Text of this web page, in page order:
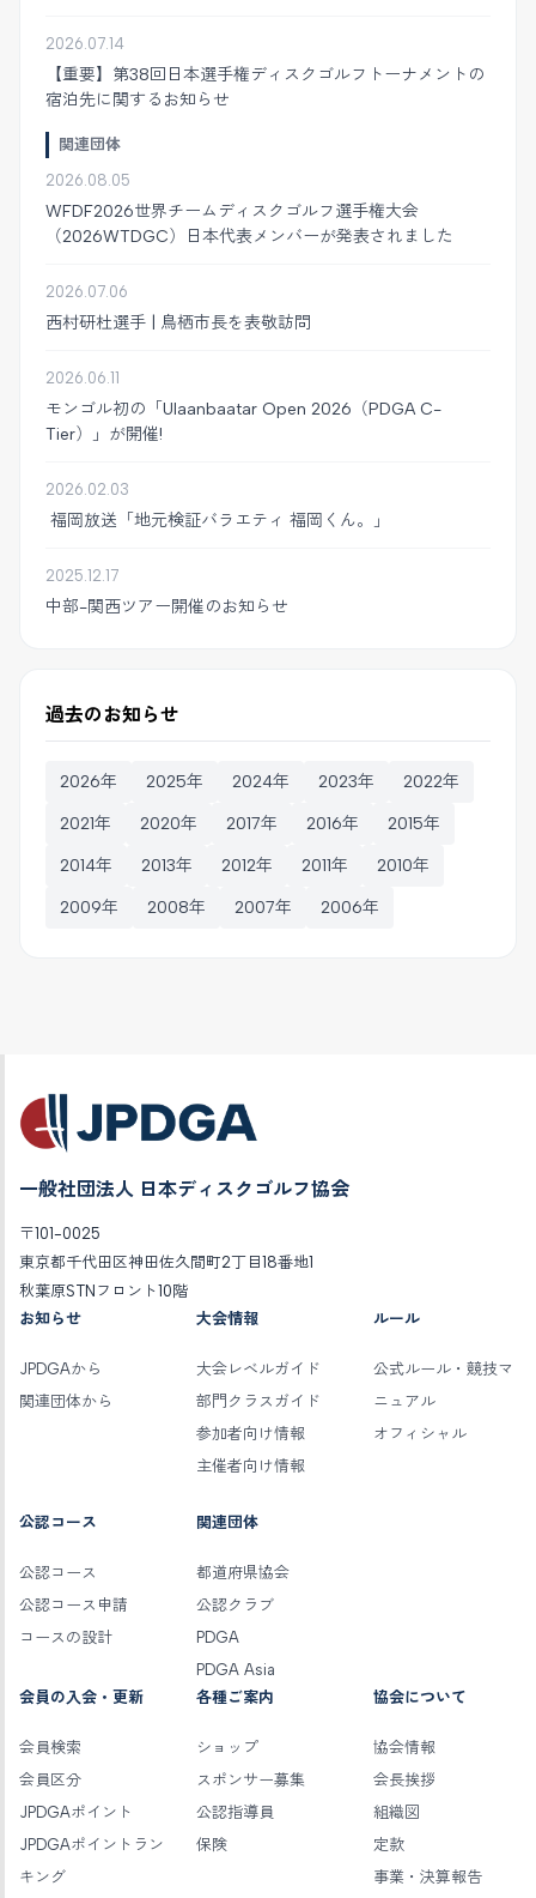
2026.07.14
【重要】第38回日本選手権ディスクゴルフトーナメントの
宿泊先に関するお知らせ
関連団体
2026.08.05
WFDF2026世界チームディスクゴルフ選手権大会
（2026WTDGC）日本代表メンバーが発表されました
2026.07.06
西村研杜選手 | 鳥栖市長を表敬訪問
2026.06.11
モンゴル初の「Ulaanbaatar Open 2026（PDGA C-
Tier）」が開催!
2026.02.03
福岡放送「地元検証バラエティ 福岡くん。」
2025.12.17
中部-関西ツアー開催のお知らせ
過去のお知らせ
2026年 2025年 2024年 2023年 2022年
2021年 2020年 2017年 2016年 2015年
2014年 2013年 2012年 2011年 2010年
2009年 2008年 2007年 2006年
一般社団法人 日本ディスクゴルフ協会
〒101-0025
東京都千代田区神田佐久間町2丁目18番地1
秋葉原STNフロント10階
お知らせ
JPDGAから
関連団体から
大会情報
大会レベルガイド
部門クラスガイド
参加者向け情報
主催者向け情報
ルール
公式ルール・競技マ
ニュアル
オフィシャル
公認コース
公認コース
公認コース申請
コースの設計
関連団体
都道府県協会
公認クラブ
PDGA
PDGA Asia
会員の入会・更新
会員検索
会員区分
JPDGAポイント
JPDGAポイントラン
キング
各種ご案内
ショップ
スポンサー募集
公認指導員
保険
協会について
協会情報
会長挨拶
組織図
定款
事業・決算報告